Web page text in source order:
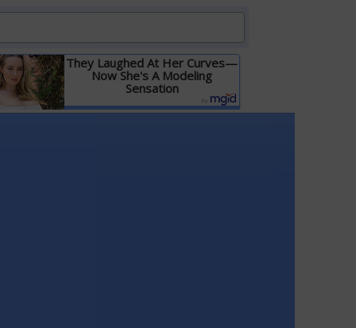
They Laughed At Her Curves—
Now She's A Modeling
Sensation
Детальніше